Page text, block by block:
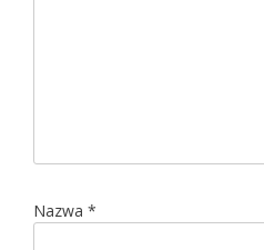
Nazwa *